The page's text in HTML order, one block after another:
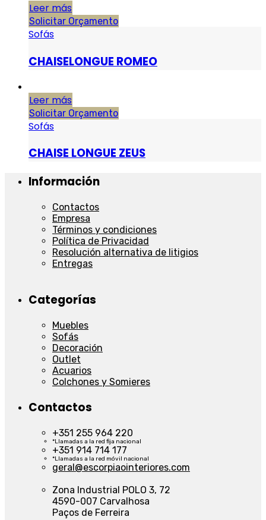
Leer más
Solicitar Orçamento
Sofás
CHAISELONGUE ROMEO
Leer más
Solicitar Orçamento
Sofás
CHAISE LONGUE ZEUS
Información
Contactos
Empresa
Términos y condiciones
Política de Privacidad
Resolución alternativa de litigios
Entregas
Categorías
Muebles
Sofás
Decoración
Outlet
Acuarios
Colchones y Somieres
Contactos
+351 255 964 220
*Llamadas a la red fija nacional
+351 914 714 177
*Llamadas a la red móvil nacional
geral@escorpiaointeriores.com
Zona Industrial POLO 3, 72
4590-007 Carvalhosa
Paços de Ferreira